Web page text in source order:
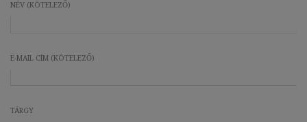
NÉV (KÖTELEZŐ)
E-MAIL CÍM (KÖTELEZŐ)
TÁRGY